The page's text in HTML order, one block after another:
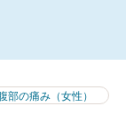
部の痛み（女性）